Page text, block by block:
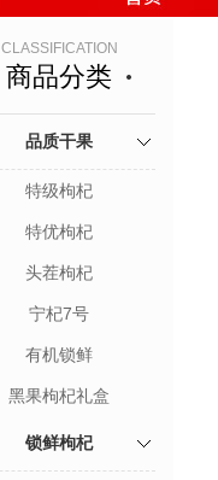
CLASSIFICATION
商品分类
品质干果
特级枸杞
特优枸杞
头茬枸杞
宁杞7号
有机锁鲜
黑果枸杞礼盒
锁鲜枸杞